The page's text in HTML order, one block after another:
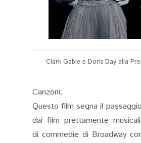
Clark Gable e Doris Day alla
Canzoni:
Questo film segna il
dai film prettamente
di commedie di Broadway